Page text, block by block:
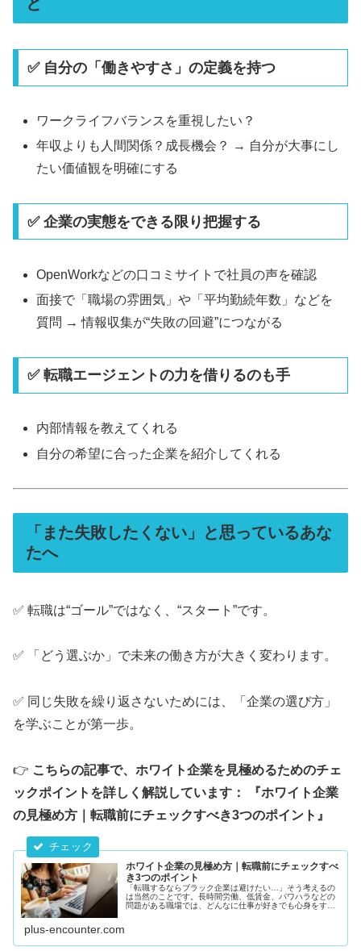
✅ 自分の「働きやすさ」の定義を持つ
ワークライフバランスを重視したい？
年収よりも人間関係？成長機会？ → 自分が大事にし
たい価値観を明確にする
✅ 企業の実態をできる限り把握する
OpenWorkなどの口コミサイトで社員の声を確認
面接で「職場の雰囲気」や「平均勤続年数」などを
質問 → 情報収集が“失敗の回避”につながる
✅ 転職エージェントの力を借りるのも手
内部情報を教えてくれる
自分の希望に合った企業を紹介してくれる
「また失敗したくない」と思っているあな
たへ
✅ 転職は“ゴール”ではなく、“スタート”です。
✅ 「どう選ぶか」で未来の働き方が大きく変わります。
✅ 同じ失敗を繰り返さないためには、「企業の選び方」
を学ぶことが第一歩。
👉 こちらの記事で、ホワイト企業を見極めるためのチェ
ックポイントを詳しく解説しています：
『ホワイト企業
の見極め方｜転職前にチェックすべき3つのポイント』
ホワイト企業の見極め方｜転職前にチェックすべ
き3つのポイント
「転職するならブラック企業は避けたい…」そう考えるの
は当然のことです。長時間労働、低賃金、パワハラなどの
問題がある職場では、どんなに仕事が好きでも心身をすり
plus-encounter.com